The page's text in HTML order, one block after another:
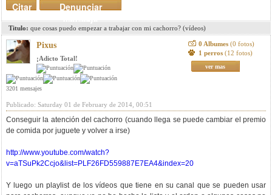
Denunciar
mensaje
Citar
Titulo: que cosas puedo empezar a trabajar con mi cachorro? (vídeos)
Pixus
¡Adicto Total!
3201 mensajes
0 Albumes (0 fotos)
1 perros (12 fotos)
ver mas
Publicado: Saturday 01 de February de 2014, 00:51
Conseguir la atención del cachorro (cuando llega se puede cambiar el premio
de comida por juguete y volver a irse)
http://www.youtube.com/watch?
v=aTSuPk2Ccjo&list=PLF26FD559887E7EA4&index=20
Y luego un playlist de los vídeos que tiene en su canal que se pueden usar